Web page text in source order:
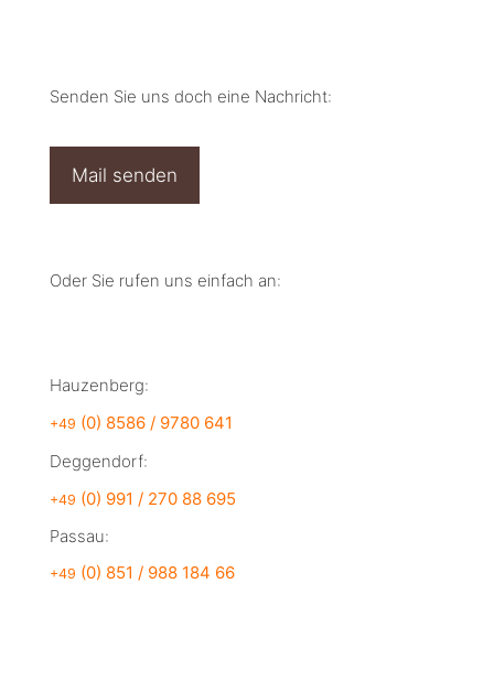
Senden Sie uns doch eine Nachricht:
Mail senden
Oder Sie rufen uns einfach an:
Hauzenberg:
+49 (0) 8586 / 9780 641
Deggendorf:
+49 (0) 991 / 270 88 695
Passau:
+49 (0) 851 / 988 184 66